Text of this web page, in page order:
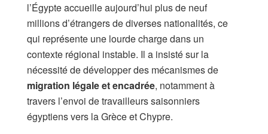
l’Égypte accueille aujourd’hui plus de neuf
millions d’étrangers de diverses nationalités, ce
qui représente une lourde charge dans un
contexte régional instable. Il a insisté sur la
nécessité de développer des mécanismes de
migration légale et encadrée, notamment à
travers l’envoi de travailleurs saisonniers
égyptiens vers la Grèce et Chypre.